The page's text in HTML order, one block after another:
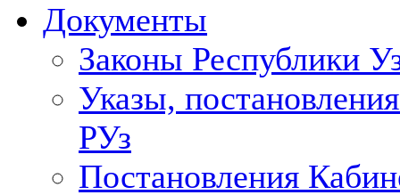
Документы
Законы Республики
Указы,
РУз
Постановления